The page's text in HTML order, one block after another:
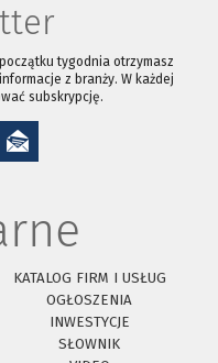
tygodnia otrzymasz
z branży. W każdej
subskrypcję.
KATALOG FIRM I USŁUG
OGŁOSZENIA
INWESTYCJE
SŁOWNIK